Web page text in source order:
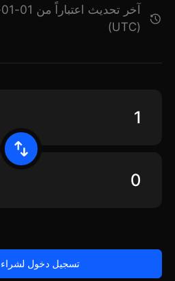
(UTC)
تسجيل دخول لشراء SPUS.D